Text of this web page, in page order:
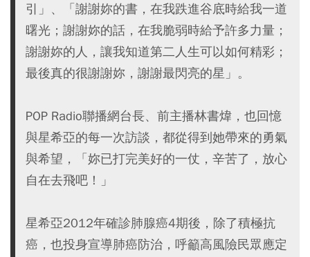
引」、「謝謝妳的書，在我跌進谷底時給我一道
曙光；謝謝妳的話，在我脆弱時給予許多力量；
謝謝妳的人，讓我知道第二人生可以如何精彩；
最後真的很謝謝妳，謝謝最閃亮的星」。
POP Radio聯播網台長、前主播林書煒，也回憶
與星希亞的每一次訪談，都從得到她帶來的勇氣
與希望，「妳已打完美好的一仗，辛苦了，放心
自在去飛吧！」
星希亞2012年確診肺腺癌4期後，除了積極抗
癌，也投身宣導肺癌防治，呼籲高風險民眾應定